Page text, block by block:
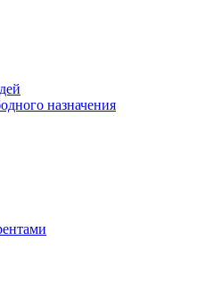
назначения